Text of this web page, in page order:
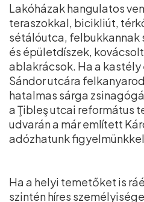
Lakóházak hangulatos
teraszokkal, bicikliút,
sétálóutca, felbukkannak
és épületdíszek,
ablakrácsok. Ha a
Sándor utcára
hatalmas sárga
a Ţibleş utcai református
udvarán a már említett
adózhatunk
Ha a helyi temetőket is
szintén híres